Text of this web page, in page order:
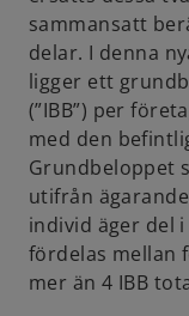
sammansatt
delar. I denna
ligger ett
(”IBB”) per
med den
Grundbeloppet
utifrån
individ äger del
fördelas mellan
mer än 4 IBB